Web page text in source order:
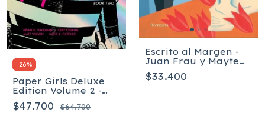
-26%
Paper Girls Deluxe
Edition Volume 2 -
Tapa dura
$47.700 $64.700
Escrito al Margen -
Juan Frau y Mayte
Alvarado
$33.400